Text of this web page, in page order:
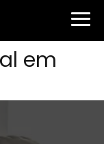
em